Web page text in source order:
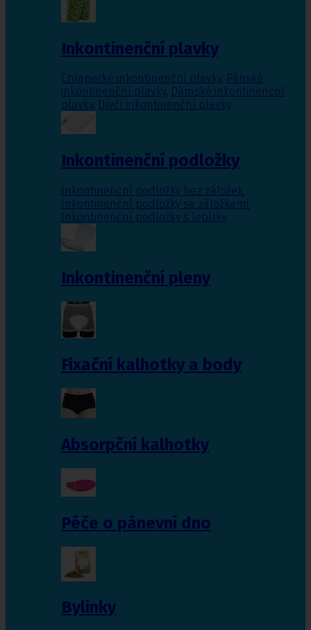
Inkontinenční plavky
Chlapecké inkontinenční plavky, Pánské
inkontinenční plavky, Dámské inkontinenční
plavky, Dívčí inkontinenční plavky
Inkontinenční podložky
Inkontinenční podložky bez záložek,
Inkontinenční podložky se záložkami,
Inkontinenční podložky s lepítky
Inkontinenční pleny
Fixační kalhotky a body
Absorpční kalhotky
Péče o pánevní dno
Bylinky